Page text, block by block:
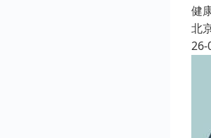
健
北
26-